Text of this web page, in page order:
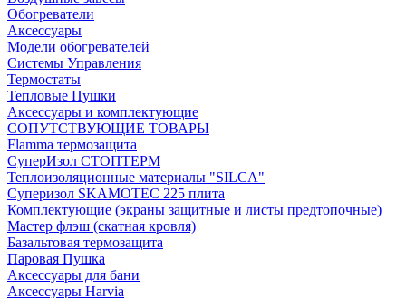
Обогреватели
Аксессуары
Модели обогревателей
Системы Управления
Термостаты
Тепловые Пушки
Аксессуары и комплектующие
СОПУТСТВУЮЩИЕ ТОВАРЫ
Flamma термозащита
СуперИзол СТОПТЕРМ
Теплоизоляционные материалы "SILCA"
Суперизол SKAMOTEC 225 плита
Комплектующие (экраны защитные и листы предтопочные)
Мастер флэш (скатная кровля)
Базальтовая термозащита
Паровая Пушка
Аксессуары для бани
Аксессуары Harvia